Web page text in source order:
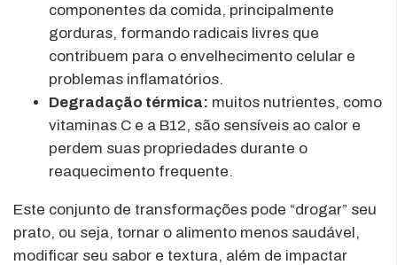
componentes da comida, principalmente
gorduras, formando radicais livres que
contribuem para o envelhecimento celular e
problemas inflamatórios.
Degradação térmica: muitos nutrientes, como
vitaminas C e a B12, são sensíveis ao calor e
perdem suas propriedades durante o
reaquecimento frequente.
Este conjunto de transformações pode “drogar” seu
prato, ou seja, tornar o alimento menos saudável,
modificar seu sabor e textura, além de impactar